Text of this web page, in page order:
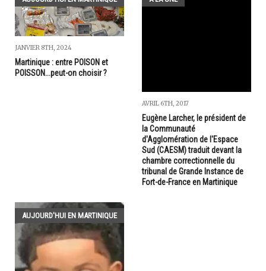
JANVIER 8TH, 2024
Martinique : entre POISON et
POISSON...peut-on choisir ?
AVRIL 6TH, 2017
Eugène Larcher, le président de
la Communauté
d'Agglomération de l'Espace
Sud (CAESM) traduit devant la
chambre correctionnelle du
tribunal de Grande Instance de
Fort-de-France en Martinique
AUJOURD'HUI EN MARTINIQUE